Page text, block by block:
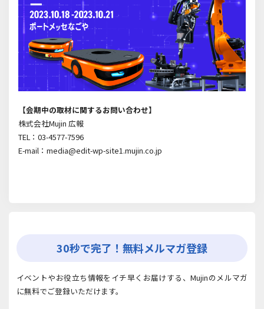
【会期中の取材に関するお問い合わせ】
株式会社Mujin 広報
TEL：03-4577-7596
E-mail：media@edit-wp-site1.mujin.co.jp
30秒で完了！無料メルマガ登録
イベントやお役立ち情報をイチ早くお届けする、Mujinのメルマガ
に無料でご登録いただけます。